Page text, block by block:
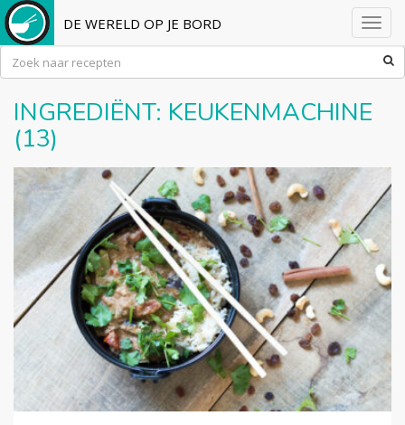
DE WERELD OP JE BORD
INGREDIËNT: KEUKENMACHINE
(13)